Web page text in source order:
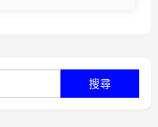
尋